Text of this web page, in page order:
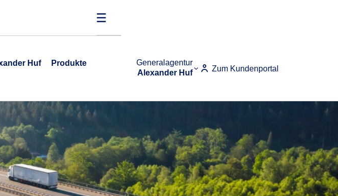
Generalagentur
Alexander Huf
Zum Kundenportal
Huf Produkte